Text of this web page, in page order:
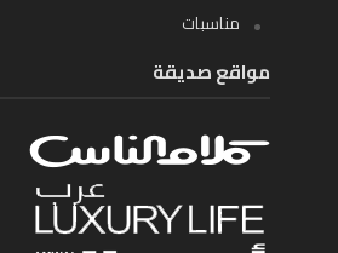
مناسبات
مواقع صديقة